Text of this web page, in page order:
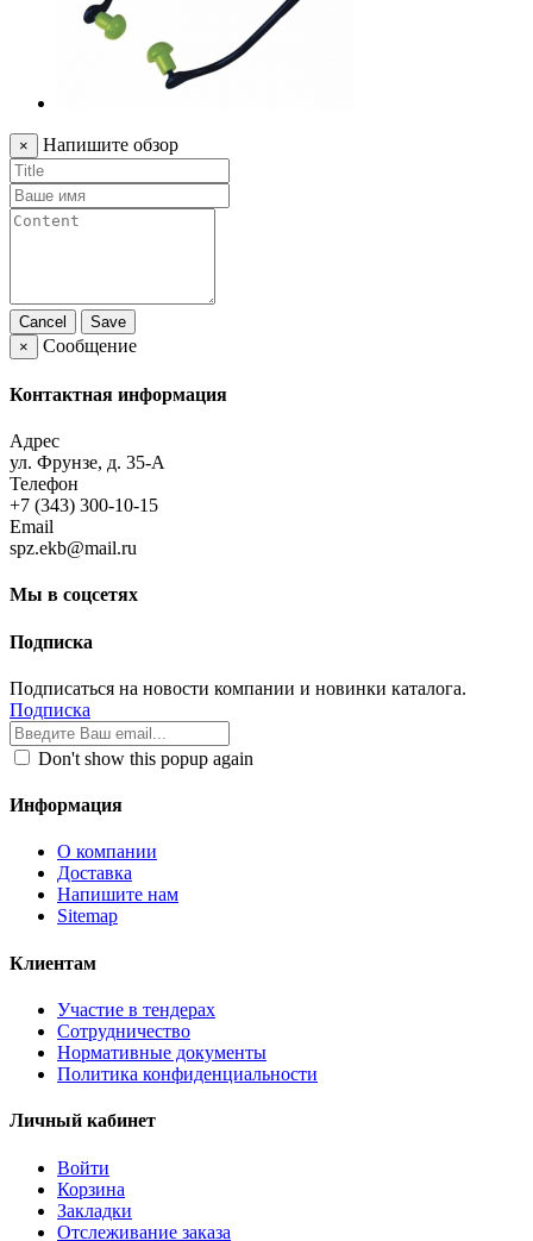
× Напишите обзор
Cancel
Save
×
Сообщение
Контактная информация
Адрес
ул. Фрунзе, д. 35-А
Телефон
+7 (343) 300-10-15
Email
spz.ekb@mail.ru
Мы в соцсетях
Подписка
Подписаться на новости компании и новинки каталога.
Подписка
Don't show this popup again
Информация
О компании
Доставка
Напишите нам
Sitemap
Клиентам
Участие в тендерах
Сотрудничество
Нормативные документы
Политика конфиденциальности
Личный кабинет
Войти
Корзина
Закладки
Отслеживание заказа